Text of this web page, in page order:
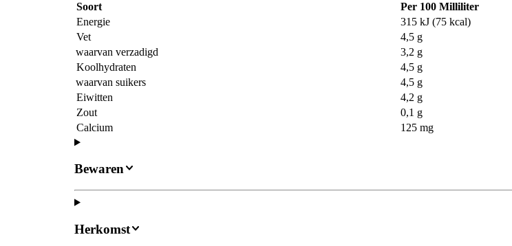
Soort
Per 100 Milliliter
Energie
315 kJ (75 kcal)
Vet
4,5 g
waarvan verzadigd
3,2 g
Koolhydraten
4,5 g
waarvan suikers
4,5 g
Eiwitten
4,2 g
Zout
0,1 g
Calcium
125 mg
Bewaren
Herkomst